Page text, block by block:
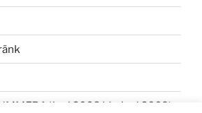
1 (Juni 2008 bis Juni 2009)